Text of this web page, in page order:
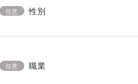
任意 性別
任意 職業